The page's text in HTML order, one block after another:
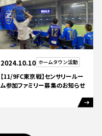
2024.10.10 ホームタウン活動
【11/9FC東京戦】センサリールー
ム参加ファミリー募集のお知らせ